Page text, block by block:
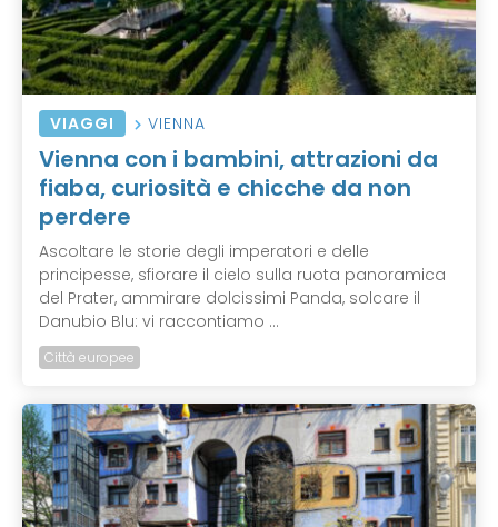
VIAGGI VIENNA
Vienna con i bambini, attrazioni da
fiaba, curiosità e chicche da non
perdere
Ascoltare le storie degli imperatori e delle
principesse, sfiorare il cielo sulla ruota panoramica
del Prater, ammirare dolcissimi Panda, solcare il
Danubio Blu: vi raccontiamo ...
Città europee